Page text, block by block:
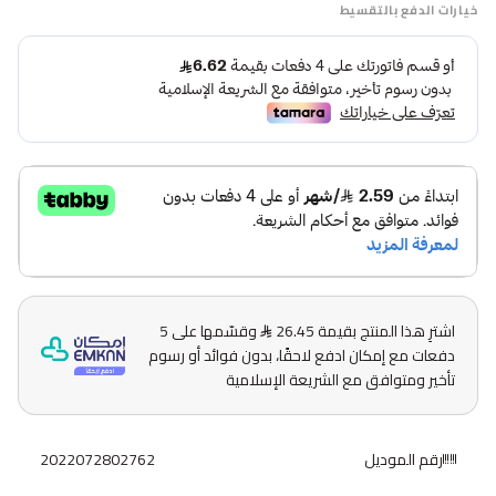
خيارات الدفع بالتقسيط
اشترِ هذا المنتج بقيمة 26.45
وقسّمها على 5
دفعات مع إمكان ادفع لاحقًا، بدون فوائد أو رسوم
تأخير ومتوافق مع الشريعة الإسلامية
رقم الموديل 2022072802762